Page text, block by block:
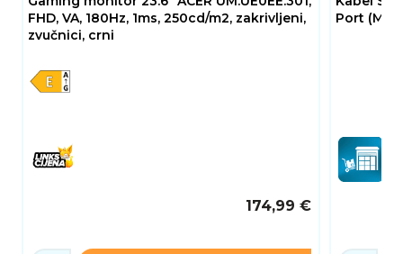
FHD, VA, 180Hz, 1ms, 250cd/m2, zakrivljeni,
zvučnici, crni
174,99 €
Port (M),